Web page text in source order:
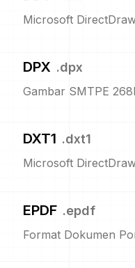
Microsoft
DPX .dpx
Gambar SMTPE
DXT1 .dxt1
Microsoft
EPDF .epdf
Format Dokumen